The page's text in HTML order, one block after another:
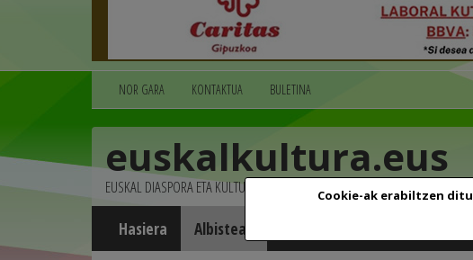
Cookie-ak erabiltzen
NOR GARA KONTAKTUA BULETINA
euskalkultura.eus
EUSKAL DIASPORA ETA KULTURA
Hasiera Albisteak